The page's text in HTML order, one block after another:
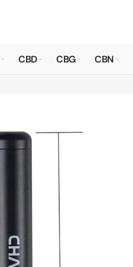
CBD CBG CBN